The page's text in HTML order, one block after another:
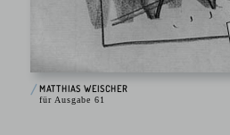
MATTHIAS WEISCHER
für Ausgabe 61